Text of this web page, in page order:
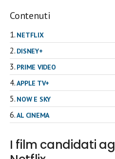
Contenuti
NETFLIX
DISNEY+
PRIME VIDEO
APPLE TV+
NOW E SKY
AL CINEMA
I film candidati